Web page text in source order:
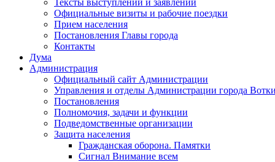
Тексты выступлений и заявлений
Официальные визиты и рабочие поездки
Прием населения
Постановления Главы города
Контакты
Дума
Администрация
Официальный сайт Администрации
Управления и отделы Администрации города
Постановления
Полномочия, задачи и функции
Подведомственные организации
Защита населения
Гражданская оборона. Памятки
Сигнал Внимание всем